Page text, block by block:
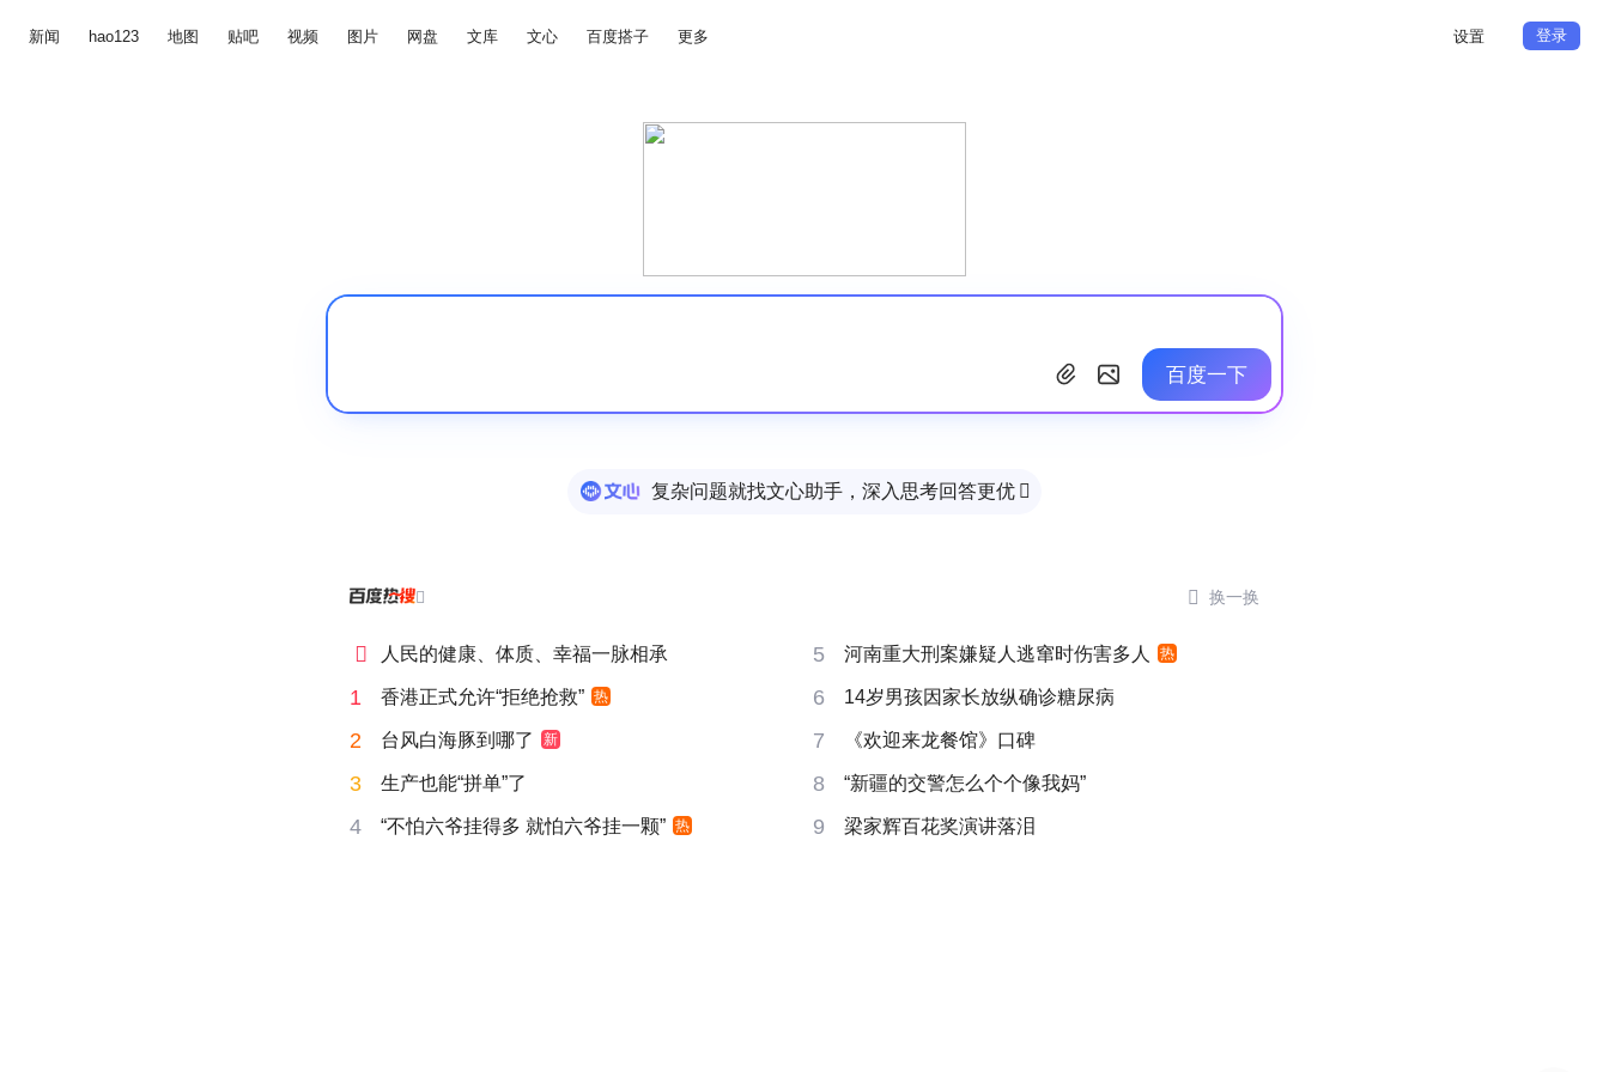
新闻 hao123 地图 贴吧 视频 图片 网盘 文库 文心 百度搭子 更多 设置 登录
百度一下
复杂问题就找文心助手，深入思考回答更优 
  换一换
 人民的健康、体质、幸福一脉相承 5 河南重大刑案嫌疑人逃窜时伤害多人 热
1 香港正式允许“拒绝抢救” 热 6 14岁男孩因家长放纵确诊糖尿病
2 台风白海豚到哪了 新 7 《欢迎来龙餐馆》口碑
3 生产也能“拼单”了 8 “新疆的交警怎么个个像我妈”
4 “不怕六爷挂得多 就怕六爷挂一颗” 热 9 梁家辉百花奖演讲落泪